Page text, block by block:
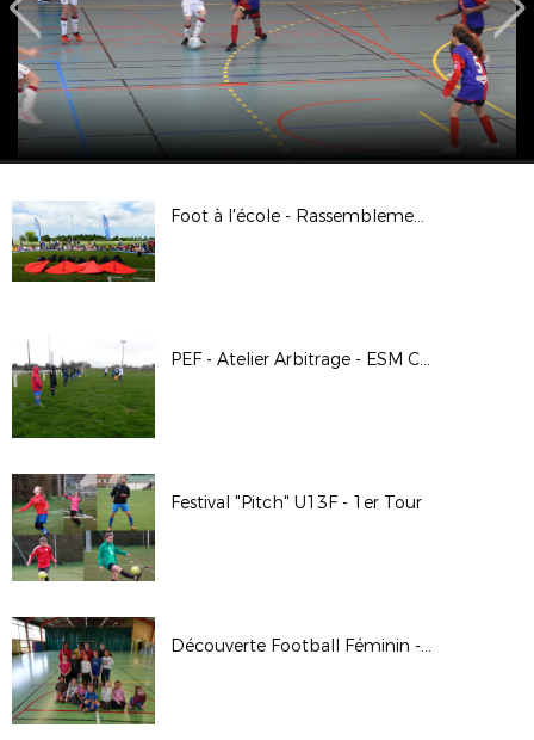
Foot à l'école - Rassemblement de fin d'année
PEF - Atelier Arbitrage - ESM CONDEEN
Festival "Pitch" U13F - 1er Tour
Découverte Football Féminin - Mézidon